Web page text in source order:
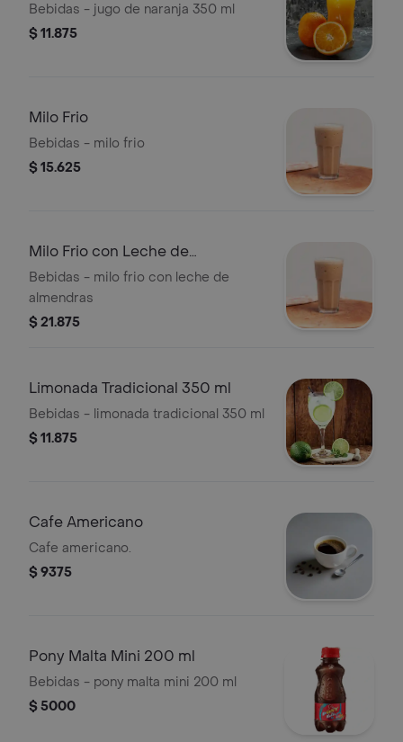
Bebidas - jugo de naranja 350 ml
$ 11.875
Milo Frio
Bebidas - milo frio
$ 15.625
Milo Frio con Leche de
Almendras
Bebidas - milo frio con leche de
almendras
$ 21.875
Limonada Tradicional 350 ml
Bebidas - limonada tradicional 350 ml
$ 11.875
Cafe Americano
Cafe americano.
$ 9375
Pony Malta Mini 200 ml
Bebidas - pony malta mini 200 ml
$ 5000